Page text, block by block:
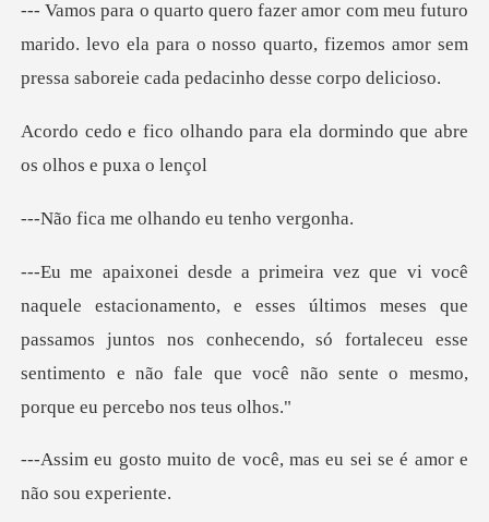
marido. levo ela para o nosso quarto, fizemos amor se
para ela dormindo que abr
e olhando eu
esses últimos meses que
passamos juntos nos conhecendo, só fortaleceu esse
sent
e você, mas eu sei se é a